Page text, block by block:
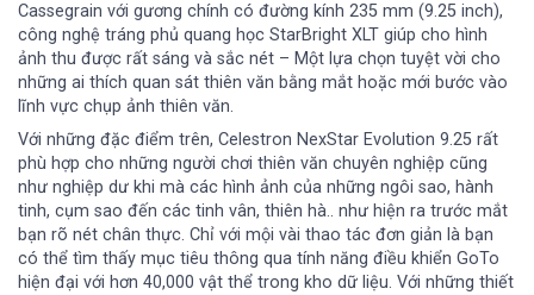
Cassegrain với gương chính có đường kính 235 mm (9.25 inch),
công nghệ tráng phủ quang học StarBright XLT giúp cho hình
ảnh thu được rất sáng và sắc nét – Một lựa chọn tuyệt vời cho
những ai thích quan sát thiên văn bằng mắt hoặc mới bước vào
lĩnh vực chụp ảnh thiên văn.
Với những đặc điểm trên, Celestron NexStar Evolution 9.25 rất
phù hợp cho những người chơi thiên văn chuyên nghiệp cũng
như nghiệp dư khi mà các hình ảnh của những ngôi sao, hành
tinh, cụm sao đến các tinh vân, thiên hà.. như hiện ra trước mắt
bạn rõ nét chân thực. Chỉ với mội vài thao tác đơn giản là bạn
có thể tìm thấy mục tiêu thông qua tính năng điều khiển GoTo
hiện đại với hơn 40,000 vật thể trong kho dữ liệu. Với những thiết